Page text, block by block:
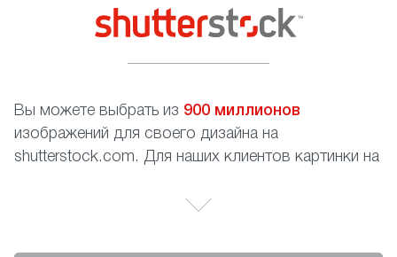
Вы можете выбрать из 900 миллионов
изображений для своего дизайна на
shutterstock.com. Для наших клиентов картинки на
только записать номер изображения.